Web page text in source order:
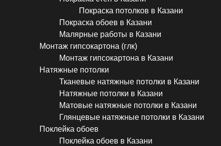
Покраска потолков в Казани
Покраска обоев в Казани
Малярные работы в Казани
Монтаж гипсокартона (глк)
Монтаж гипсокартона в Казани
Натяжные потолки
Тканевые натяжные потолки в Казани
Натяжные потолки в Казани
Матовые натяжные потолки в Казани
Глянцевые натяжные потолки в Казани
Поклейка обоев
Поклейка обоев в Казани